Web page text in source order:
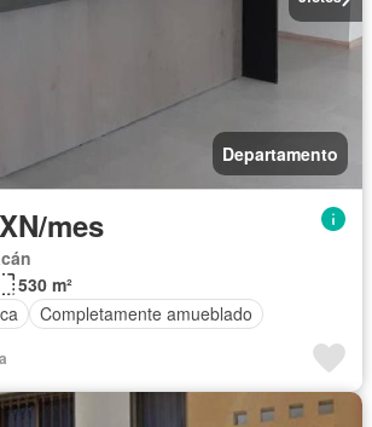
Departamento
mes
530 m²
Completamente amueblado